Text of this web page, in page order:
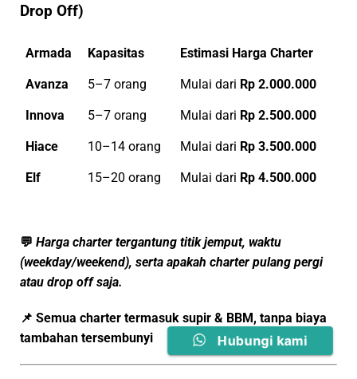
Drop Off)
Armada Kapasitas Estimasi Harga Charter
Avanza 5–7 orang Mulai dari Rp 2.000.000
Innova 5–7 orang Mulai dari Rp 2.500.000
Hiace 10–14 orang Mulai dari Rp 3.500.000
Elf 15–20 orang Mulai dari Rp 4.500.000
💬 Harga charter tergantung titik jemput, waktu
(weekday/weekend), serta apakah charter pulang pergi
atau drop off saja.
📌 Semua charter termasuk supir & BBM , tanpa biaya
tambahan tersembunyi
Hubungi kami